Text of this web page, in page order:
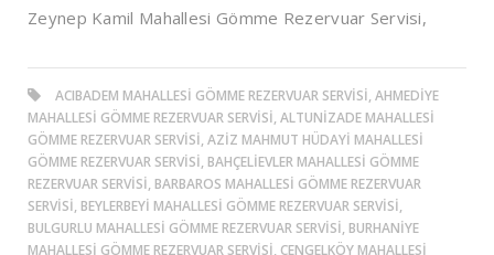
Zeynep Kamil Mahallesi Gömme Rezervuar Servisi,
ACIBADEM MAHALLESI GÖMME REZERVUAR SERVISI, AHMEDIYE
MAHALLESI GÖMME REZERVUAR SERVISI, ALTUNIZADE MAHALLESI
GÖMME REZERVUAR SERVISI, AZIZ MAHMUT HÜDAYI MAHALLESI
GÖMME REZERVUAR SERVISI, BAHÇELIEVLER MAHALLESI GÖMME
REZERVUAR SERVISI, BARBAROS MAHALLESI GÖMME REZERVUAR
SERVISI, BEYLERBEYI MAHALLESI GÖMME REZERVUAR SERVISI,
BULGURLU MAHALLESI GÖMME REZERVUAR SERVISI, BURHANIYE
MAHALLESI GÖMME REZERVUAR SERVISI, ÇENGELKÖY MAHALLESI